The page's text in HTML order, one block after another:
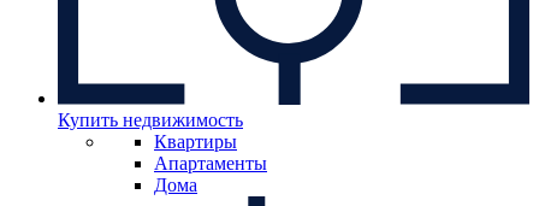
Купить недвижимость
Квартиры
Апартаменты
Дома